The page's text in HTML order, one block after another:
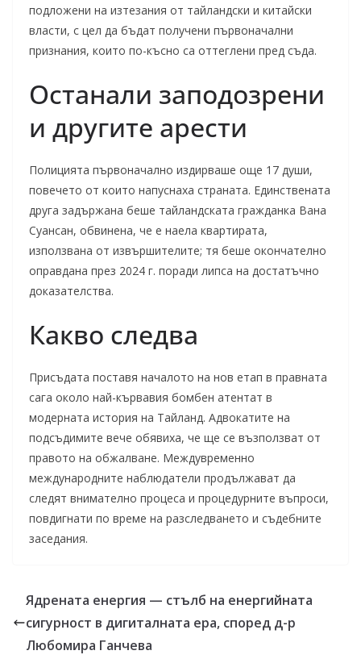
подложени на изтезания от тайландски и китайски
власти, с цел да бъдат получени първоначални
признания, които по-късно са оттеглени пред съда.
Останали заподозрени
и другите арести
Полицията първоначално издирваше още 17 души,
повечето от които напуснаха страната. Единствената
друга задържана беше тайландската гражданка Вана
Суансан, обвинена, че е наела квартирата,
използвана от извършителите; тя беше окончателно
оправдана през 2024 г. поради липса на достатъчно
доказателства.
Какво следва
Присъдата поставя началото на нов етап в правната
сага около най-кървавия бомбен атентат в
модерната история на Тайланд. Адвокатите на
подсъдимите вече обявиха, че ще се възползват от
правото на обжалване. Междувременно
международните наблюдатели продължават да
следят внимателно процеса и процедурните въпроси,
повдигнати по време на разследването и съдебните
заседания.
Ядрената енергия — стълб на енергийната
сигурност в дигиталната ера, според д-р
Любомира Ганчева